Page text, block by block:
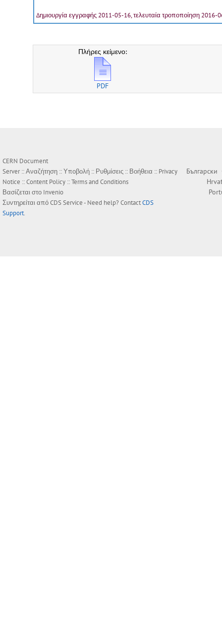
Δημιουργία εγγραφής 2011-05-16, τελευταία τροποποίηση 2016-
Πλήρες κείμενο:
PDF
CERN Document
Server ::Αναζήτηση ::Υποβολή :: Ρυθμίσεις :: Βοήθεια :: Privacy
Notice ::Content Policy ::Terms and Conditions
Βασίζεται στο Invenio
Συντηρείται απόCDS Service- Need help? ContactCDS
Support.
Български